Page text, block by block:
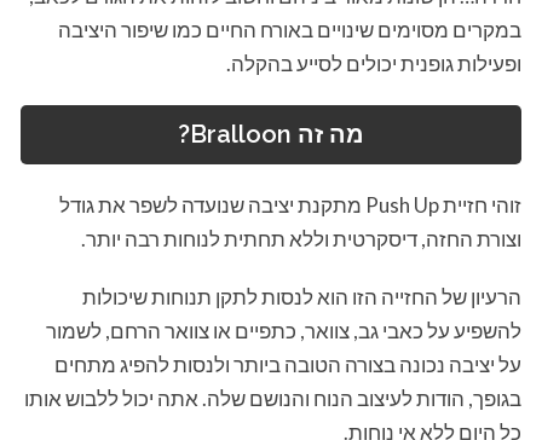
במקרים מסוימים שינויים באורח החיים כמו שיפור היציבה
ופעילות גופנית יכולים לסייע בהקלה.
מה זה Bralloon?
זוהי חזיית Push Up מתקנת יציבה שנועדה לשפר את גודל
וצורת החזה, דיסקרטית וללא תחתית לנוחות רבה יותר.
הרעיון של החזייה הזו הוא לנסות לתקן תנוחות שיכולות
להשפיע על כאבי גב, צוואר, כתפיים או צוואר הרחם, לשמור
על יציבה נכונה בצורה הטובה ביותר ולנסות להפיג מתחים
בגופך, הודות לעיצוב הנוח והנושם שלה. אתה יכול ללבוש אותו
כל היום ללא אי נוחות.